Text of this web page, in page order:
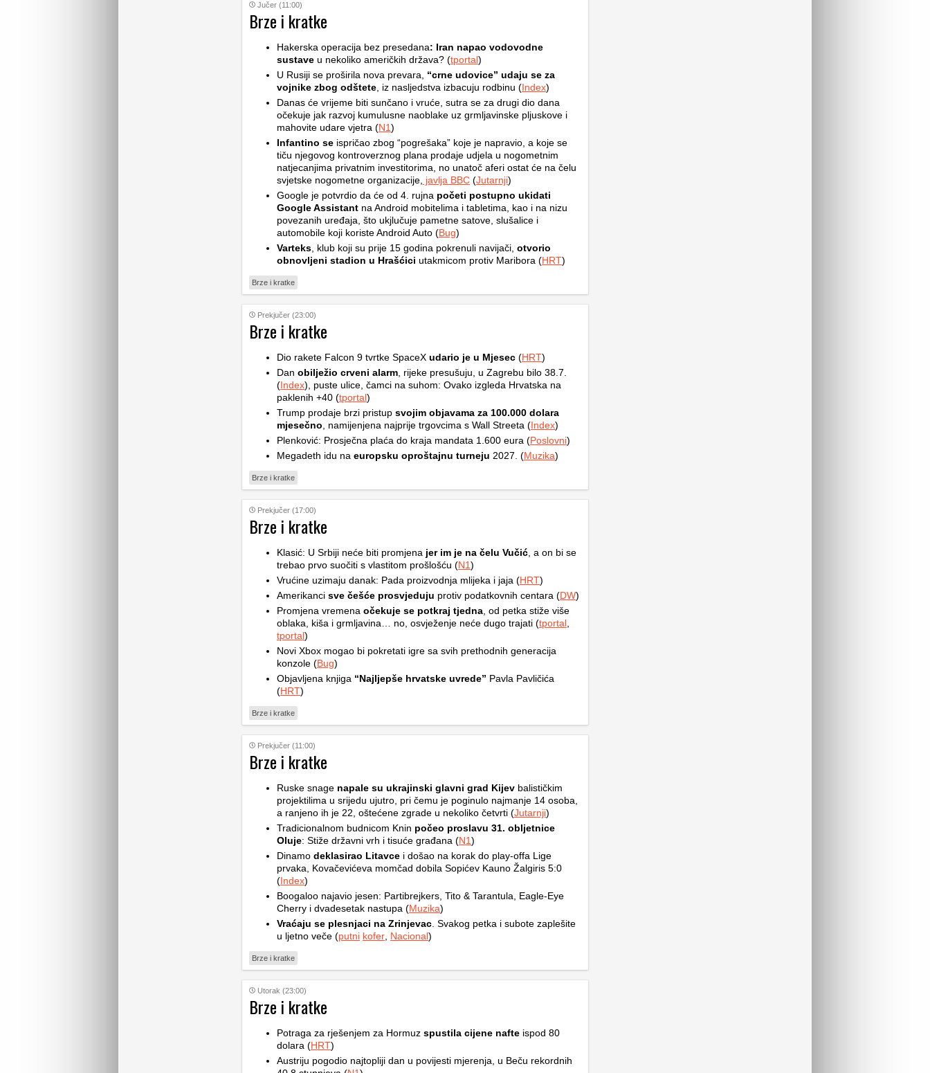
Jučer (11:00)
Brze i kratke
Hakerska operacija bez presedana: Iran napao vodovodne
sustave u nekoliko američkih država? (tportal)
U Rusiji se proširila nova prevara, “crne udovice” udaju se za
vojnike zbog odštete , iz nasljedstva izbacuju rodbinu (Index)
Danas će vrijeme biti sunčano i vruće, sutra se za drugi dio dana
očekuje jak razvoj kumulusne naoblake uz grmljavinske pljuskove i
mahovite udare vjetra (N1)
Infantino se ispričao zbog “pogrešaka” koje je napravio, a koje se
tiču njegovog kontroverznog plana prodaje udjela u nogometnim
natjecanjima privatnim investitorima, no unatoč aferi ostat će na čelu
svjetske nogometne organizacije, javlja BBC (Jutarnji)
Google je potvrdio da će od 4. rujna početi postupno ukidati
Google Assistant na Android mobitelima i tabletima, kao i na nizu
povezanih uređaja, što ukjlučuje pametne satove, slušalice i
automobile koji koriste Android Auto (Bug)
Varteks , klub koji su prije 15 godina pokrenuli navijači, otvorio
obnovljeni stadion u Hrašćici utakmicom protiv Maribora (HRT)
Brze i kratke
Prekjučer (23:00)
Brze i kratke
Dio rakete Falcon 9 tvrtke SpaceX udario je u Mjesec (HRT)
Dan obilježio crveni alarm , rijeke presušuju, u Zagrebu bilo 38.7.
(Index), puste ulice, čamci na suhom: Ovako izgleda Hrvatska na
paklenih +40 (tportal)
Trump prodaje brzi pristup svojim objavama za 100.000 dolara
mjesečno , namijenjena najprije trgovcima s Wall Streeta (Index)
Plenković: Prosječna plaća do kraja mandata 1.600 eura (Poslovni)
Megadeth idu na europsku oproštajnu turneju 2027. (Muzika)
Brze i kratke
Prekjučer (17:00)
Brze i kratke
Klasić: U Srbiji neće biti promjena jer im je na čelu Vučić , a on bi se
trebao prvo suočiti s vlastitom prošlošću (N1)
Vrućine uzimaju danak: Pada proizvodnja mlijeka i jaja (HRT)
Amerikanci sve češće prosvjeduju protiv podatkovnih centara (DW)
Promjena vremena očekuje se potkraj tjedna , od petka stiže više
oblaka, kiša i grmljavina… no, osvježenje neće dugo trajati (tportal
tportal)
Novi Xbox mogao bi pokretati igre sa svih prethodnih generacija
konzole (Bug)
Objavljena knjiga “Najljepše hrvatske uvrede” Pavla Pavličića
(HRT)
Brze i kratke
Prekjučer (11:00)
Brze i kratke
Ruske snage napale su ukrajinski glavni grad Kijev balističkim
projektilima u srijedu ujutro, pri čemu je poginulo najmanje 14 osoba,
a ranjeno ih je 22, oštećene zgrade u nekoliko četvrti (Jutarnji)
Tradicionalnom budnicom Knin počeo proslavu 31. obljetnice
Oluje: Stiže državni vrh i tisuće građana (N1)
Dinamo deklasirao Litavce i došao na korak do play-offa Lige
prvaka, Kovačevićeva momčad dobila Sopićev Kauno Žalgiris 5:0
(Index)
Boogaloo najavio jesen: Partibrejkers, Tito & Tarantula, Eagle-Eye
Cherry i dvadesetak nastupa (Muzika)
Vraćaju se plesnjaci na Zrinjevac . Svakog petka i subote zaplešite
u ljetno veče (putni kofer Nacional)
Brze i kratke
Utorak (23:00)
Brze i kratke
Potraga za rješenjem za Hormuz spustila cijene nafte ispod 80
dolara (HRT)
Austriju pogodio najtopliji dan u povijesti mjerenja, u Beču rekordnih